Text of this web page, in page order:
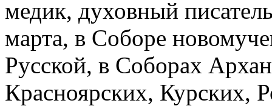
медик, духовный
марта, в Соборе
Русской, в Соборах
Красноярских, Курских,